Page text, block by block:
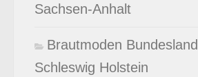
Sachsen-Anhalt
Brautmoden Bundesland
Schleswig Holstein